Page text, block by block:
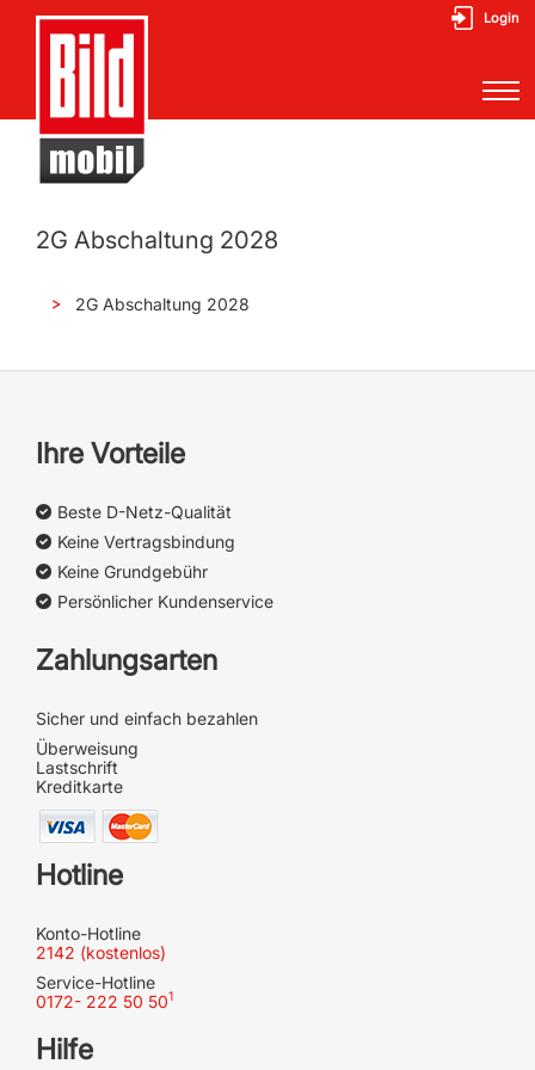
Login
2G Abschaltung 2028
2G Abschaltung 2028
Ihre Vorteile
Beste D-Netz-Qualität
Keine Vertragsbindung
Keine Grundgebühr
Persönlicher Kundenservice
Zahlungsarten
Sicher und einfach bezahlen
Überweisung
Lastschrift
Kreditkarte
Hotline
Konto-Hotline
2142 (kostenlos)
Service-Hotline
0172- 222 50 501
Hilfe